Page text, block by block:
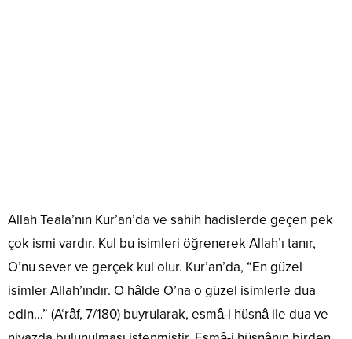
Allah Teala’nın Kur’an’da ve sahih hadislerde geçen pek
çok ismi vardır. Kul bu isimleri öğrenerek Allah’ı tanır,
O’nu sever ve gerçek kul olur. Kur’an’da, “En güzel
isimler Allah’ındır. O hâlde O’na o güzel isimlerle dua
edin…” (A‘râf, 7/180) buyrularak, esmâ-i hüsnâ ile dua ve